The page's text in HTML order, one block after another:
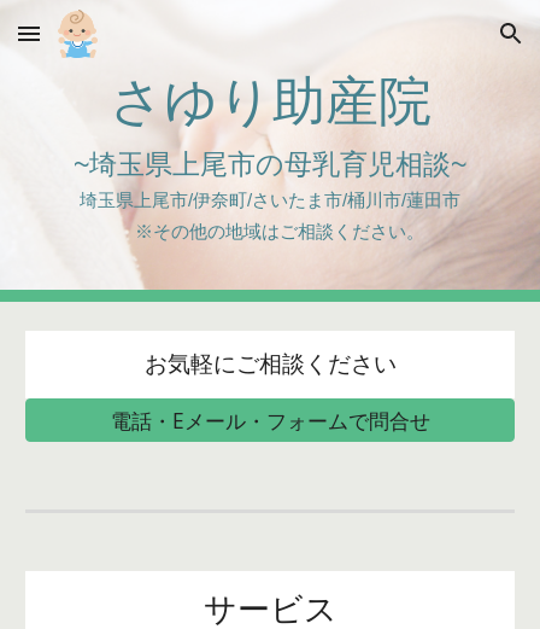
Skip to main content Skip to navigation
さゆり助産院
~埼玉県上尾市の母乳育児相談~
埼玉県上尾市/伊奈町/さいたま市/桶川市/蓮田市
※その他の地域はご相談ください。
お気軽にご相談ください
電話・Eメール・フォームで問合せ
サービス